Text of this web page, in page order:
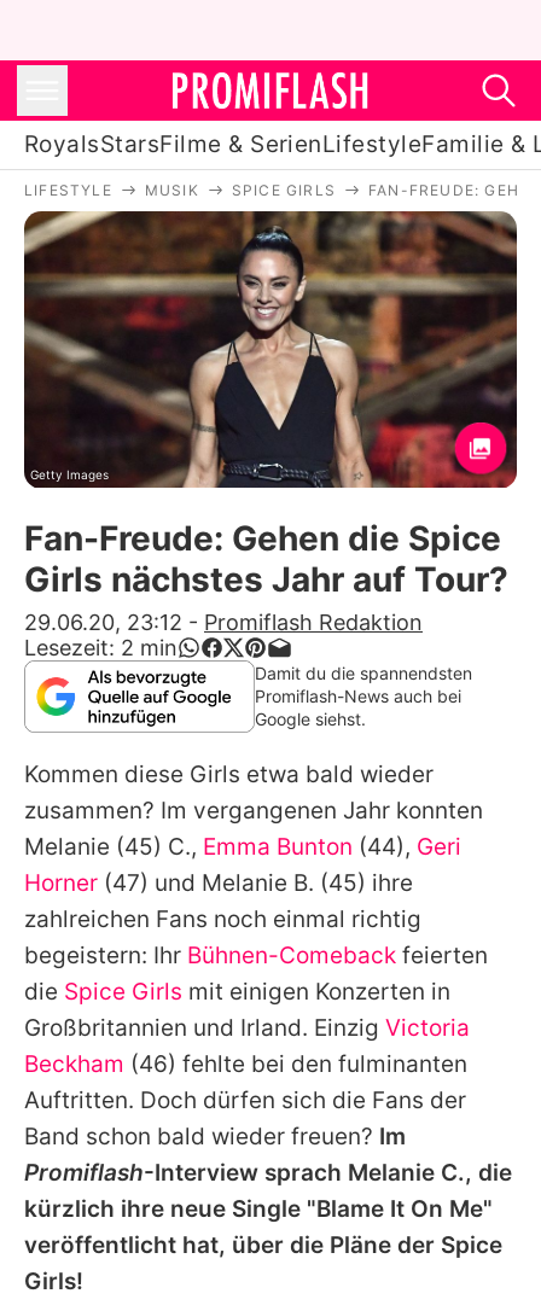
RoyalsStarsFilme & SerienLifestyleFamilie &
Royals
Stars
Filme & Serien
Lifestyle
Familie & Liebe
Promiflash Exklusiv
Alle Themen auf Promiflash
App runterladen
Team
Redaktionelle Richtlinien
Impressum
Datenschutzerklärung
Nutzungsbedingungen
Utiq verwalten
LIFESTYLE MUSIK SPICE GIRLS FAN-FREUDE:
Getty Images
Fan-Freude: Gehen die Spice
Girls nächstes Jahr auf Tour?
29.06.20, 23:12 - Promiflash Redaktion
Lesezeit: 2 min
Damit du die spannendsten
Promiflash-News auch bei
Google siehst.
Kommen diese Girls etwa bald wieder
zusammen? Im vergangenen Jahr konnten
Melanie (45) C., Emma Bunton (44), Geri
Horner (47) und Melanie B. (45) ihre
zahlreichen Fans noch einmal richtig
begeistern: Ihr Bühnen-Comeback feierten
die Spice Girls mit einigen Konzerten in
Großbritannien und Irland. Einzig Victoria
Beckham (46) fehlte bei den fulminanten
Auftritten. Doch dürfen sich die Fans der
Band schon bald wieder freuen? Im
Promiflash-Interview sprach Melanie C., die
kürzlich ihre neue Single "Blame It On Me"
veröffentlicht hat, über die Pläne der Spice
Girls!